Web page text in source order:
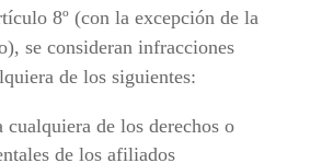
8º (con la excepción de la
se consideran infracciones
de los siguientes:
cualquiera de los derechos o
de los afiliados